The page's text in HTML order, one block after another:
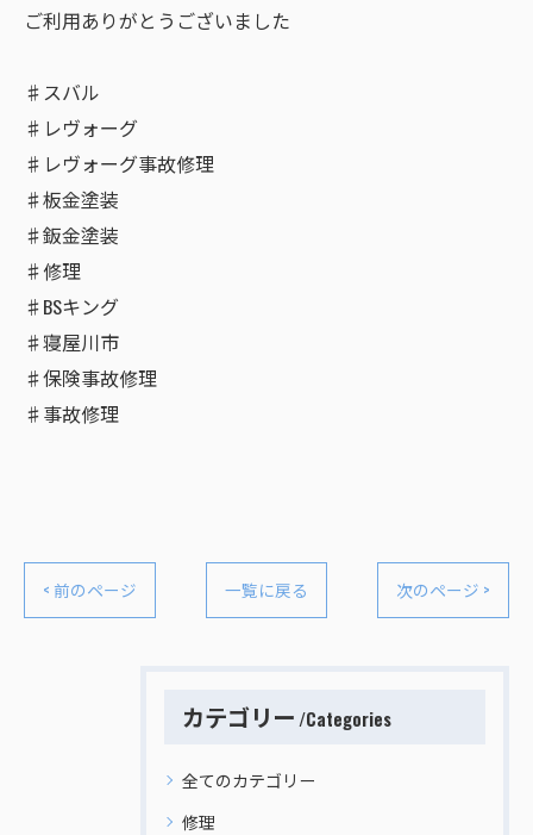
ご利用ありがとうございました
♯スバル
♯レヴォーグ
♯レヴォーグ事故修理
♯板金塗装
♯鈑金塗装
♯修理
♯BSキング
♯寝屋川市
♯保険事故修理
♯事故修理
< 前のページ 一覧に戻る 次のページ >
カテゴリー Categories
全てのカテゴリー
修理